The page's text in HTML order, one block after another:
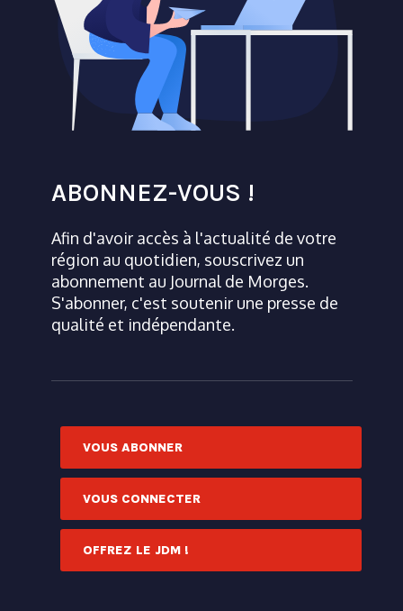
ABONNEZ-VOUS !
Afin d'avoir accès à l'actualité de votre
région au quotidien, souscrivez un
abonnement au Journal de Morges.
S'abonner, c'est soutenir une presse de
qualité et indépendante.
VOUS ABONNER
VOUS CONNECTER
OFFREZ LE JDM !